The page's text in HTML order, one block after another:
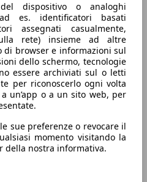
dispositivo o analoghi
es. identificatori basati
assegnati casualmente,
rete) insieme ad altre
di browser e informazioni sul
dello schermo, tecnologie
essere archiviati sul o letti
per riconoscerlo ogni volta
un’app o a un sito web, per
sue preferenze o revocare il
momento visitando la
della nostra informativa.